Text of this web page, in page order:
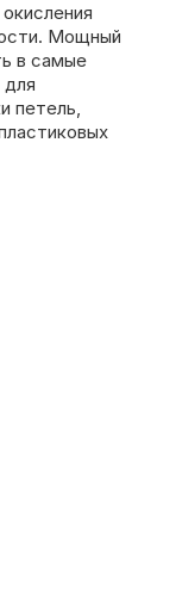
Мощный
в самые
петель,